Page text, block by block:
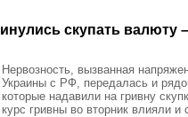
скупать валюту
Нервозность, вызванная
Украины с РФ, передалась и
которые надавили на гривну
курс гривны во вторник влияли и